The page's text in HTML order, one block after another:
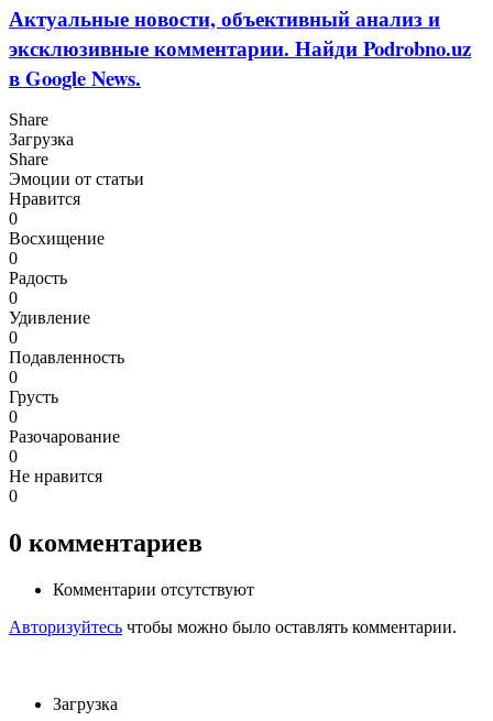
Актуальные новости, объективный анализ и
эксклюзивные комментарии. Найди Podrobno.uz
в Google News.
Share
Загрузка
Share
Эмоции от статьи
Нравится
0
Восхищение
0
Радость
0
Удивление
0
Подавленность
0
Грусть
0
Разочарование
0
Не нравится
0
0 комментариев
Комментарии отсутствуют
Авторизуйтесь чтобы можно было оставлять комментарии.
Загрузка